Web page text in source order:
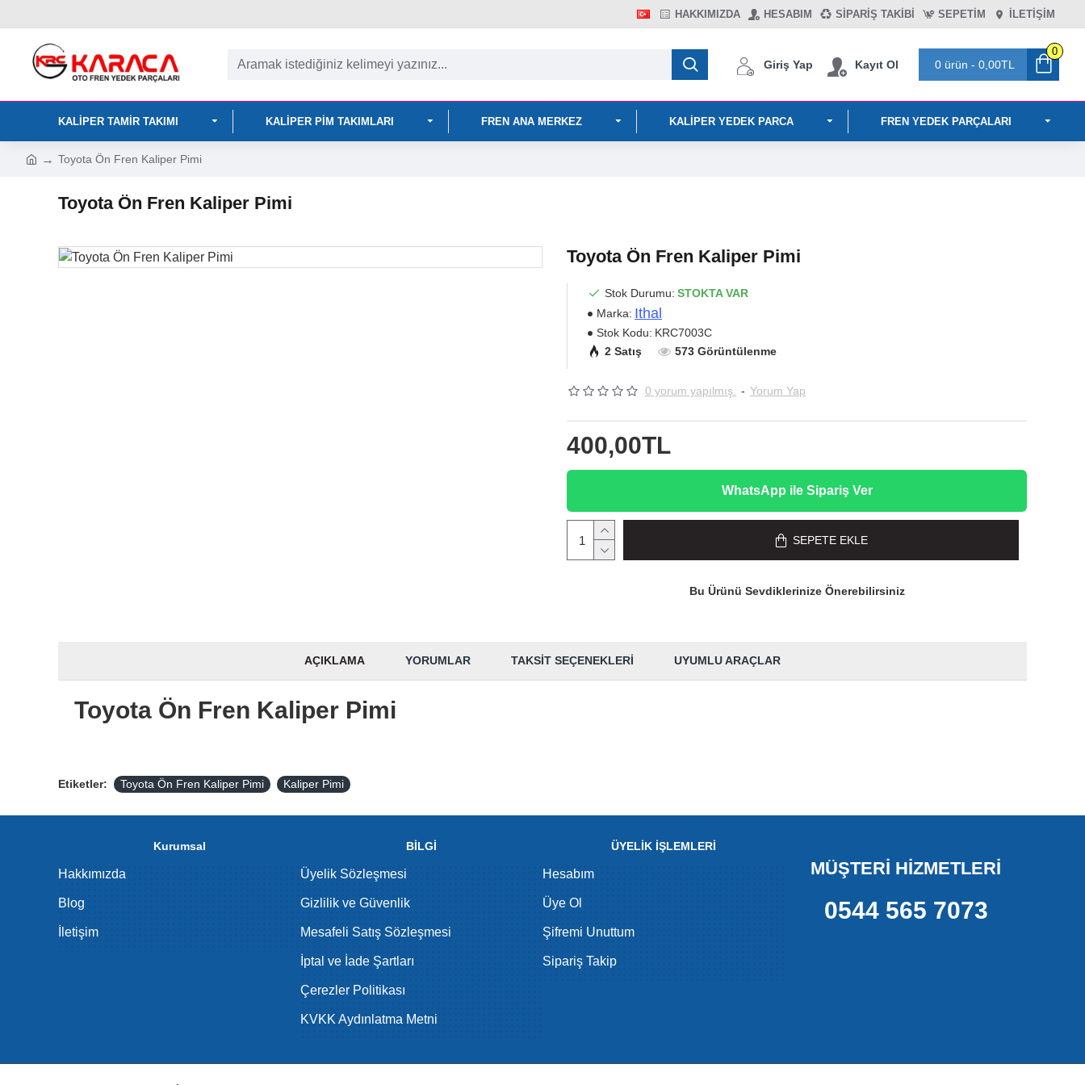
HAKKIMIZDA HESABIM SIPARIŞ TAKIBI SEPETIM İLETİŞİM
Giriş Yap Kayıt Ol 0 ürün - 0,00TL
0
KALIPER TAMIR TAKIMI KALIPER PIM TAKIMLARI FREN ANA MERKEZ KALIPER YEDEK PARCA FREN YEDEK PARÇALARI
Toyota Ön Fren Kaliper Pimi
Toyota Ön Fren Kaliper Pimi
Toyota Ön Fren Kaliper Pimi
Stok Durumu: STOKTA VAR
Marka: Ithal
Stok Kodu: KRC7003C
2 Satış
573 Görüntülenme
0 yorum yapılmış. - Yorum Yap
400,00TL
WhatsApp ile Sipariş Ver
SEPETE EKLE
Bu Ürünü Sevdiklerinize Önerebilirsiniz
AÇIKLAMA YORUMLAR TAKSIT SEÇENEKLERI UYUMLU ARAÇLAR
Toyota Ön Fren Kaliper Pimi
Etiketler: Toyota Ön Fren Kaliper Pimi Kaliper Pimi
Kurumsal
Hakkımızda
Blog
İletişim
BİLGİ
Üyelik Sözleşmesi
Gizlilik ve Güvenlik
Mesafeli Satış Sözleşmesi
İptal ve İade Şartları
Çerezler Politikası
KVKK Aydınlatma Metni
ÜYELİK İŞLEMLERİ
Hesabım
Üye Ol
Şifremi Unuttum
Sipariş Takip
MÜŞTERİ HİZMETLERİ
0544 565 7073